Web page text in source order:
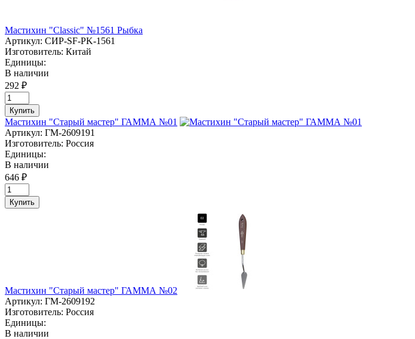
Мастихин "Classic" №1561 Рыбка
Артикул: СИР-SF-PK-1561
Изготовитель: Китай
Единицы:
В наличии
292 ₽
Купить
Мастихин "Старый мастер" ГАММА №01
Артикул: ГМ-2609191
Изготовитель: Россия
Единицы:
В наличии
646 ₽
Купить
Мастихин "Старый мастер" ГАММА №02
Артикул: ГМ-2609192
Изготовитель: Россия
Единицы:
В наличии